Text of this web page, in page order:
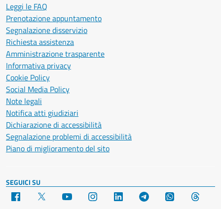
Leggi le FAQ
Prenotazione appuntamento
Segnalazione disservizio
Richiesta assistenza
Amministrazione trasparente
Informativa privacy
Cookie Policy
Social Media Policy
Note legali
Notifica atti giudiziari
Dichiarazione di accessibilità
Segnalazione problemi di accessibilità
Piano di miglioramento del sito
SEGUICI SU
Facebook YouTube Instagram LinkedIn Telegram WhatsApp